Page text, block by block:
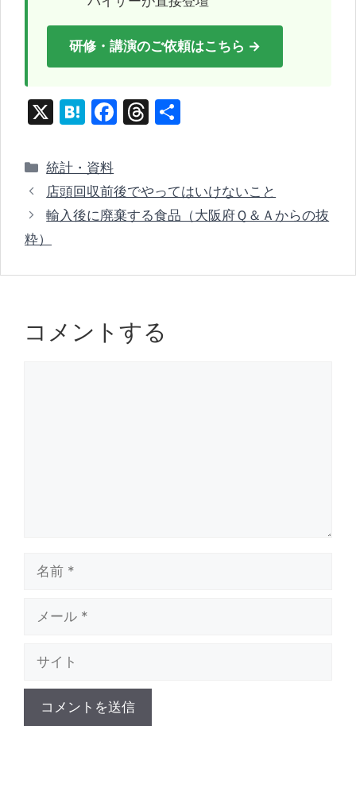
研修・講演のご依頼はこちら →
X
H
e
n
a
F
e
b
T
a
d
カ
テ
リ
ー
統計・資料
店頭回収前後でやってはいけないこと
輸入後に廃棄する食品（大阪府Ｑ＆Ａからの抜
粋）
コメントする